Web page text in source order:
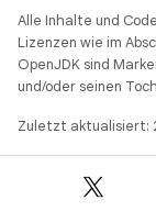
Alle Inhalte und
Lizenzen wie im
OpenJDK sind
und/oder seinen
Zuletzt aktualisiert: